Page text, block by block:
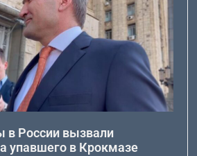
в России вызвали
упавшего в Крокмазе